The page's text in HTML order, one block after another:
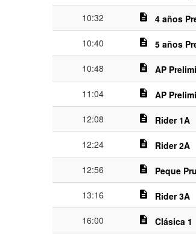
10:32 description 4 años
10:40 description 5 años
10:48 description AP
11:04 description AP
12:08 description Rider 1A
12:24 description Rider 2A
12:56 description Peque
13:16 description Rider 3A
16:00 description Clásica 1